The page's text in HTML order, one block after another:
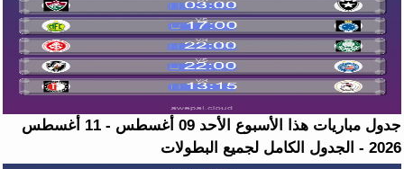
جدول مباريات هذا الأسبوع الأحد 09 أغسطس - 11 أغسطس
2026 - الجدول الكامل لجميع البطولات